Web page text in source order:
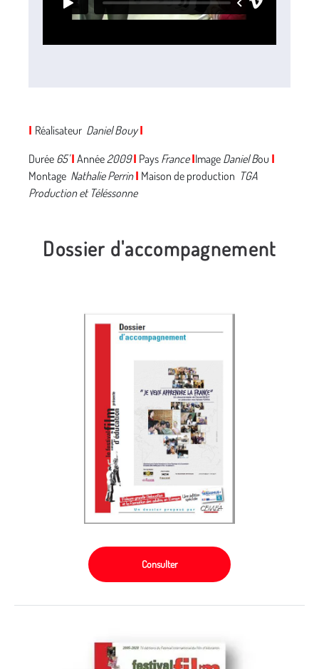
I Réalisateur Daniel BouyI
Durée 65'I Année 2009 I Pays France IImage Daniel Bou I
Montage Nathalie Perrin I Maison de production TGA
Production et Téléssonne
Dossier d'accompagnement
Consulter